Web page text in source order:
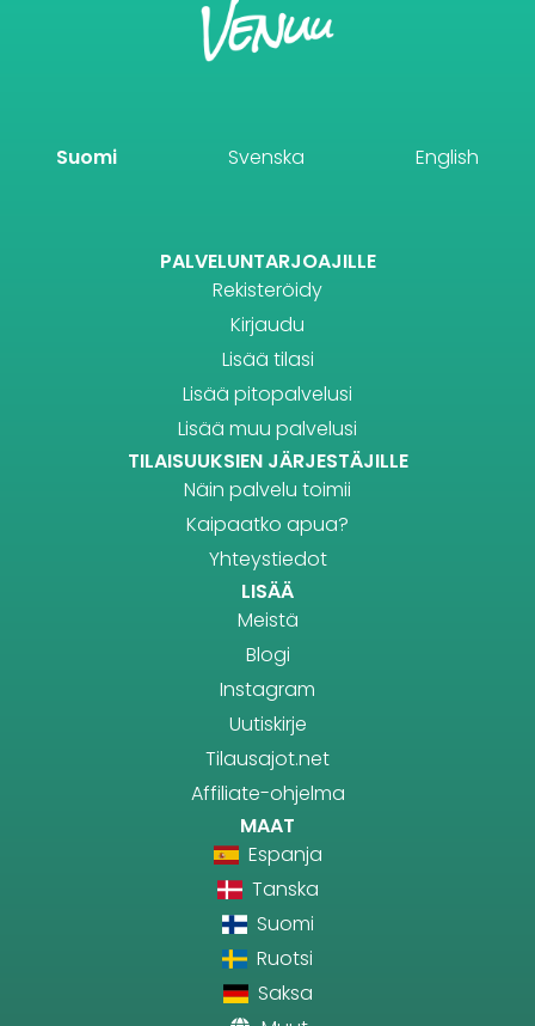
Suomi Svenska English
PALVELUNTARJOAJILLE
Rekisteröidy
Kirjaudu
Lisää tilasi
Lisää pitopalvelusi
Lisää muu palvelusi
TILAISUUKSIEN JÄRJESTÄJILLE
Näin palvelu toimii
Kaipaatko apua?
Yhteystiedot
LISÄÄ
Meistä
Blogi
Instagram
Uutiskirje
Tilausajot.net
Affiliate-ohjelma
MAAT
Espanja
Tanska
Suomi
Ruotsi
Saksa